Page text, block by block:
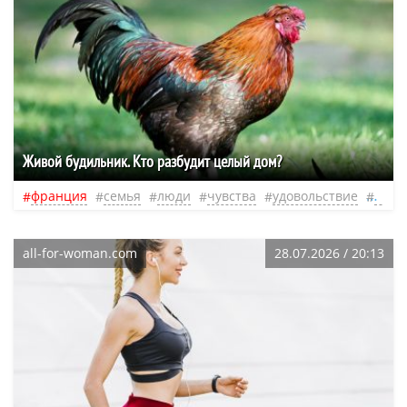
​Живой будильник. Кто разбудит целый дом?
франция семья люди чувства удовольствие нео
all-for-woman.com 28.07.2026 / 20:13